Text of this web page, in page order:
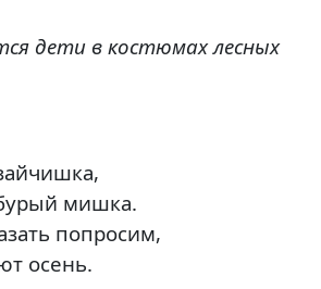
дети в костюмах лесных
мишка.
попросим,
осень.